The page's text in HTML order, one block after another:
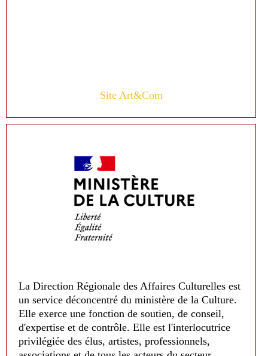
Site Art&Com
La Direction Régionale des Affaires Culturelles est
un service déconcentré du ministère de la Culture.
Elle exerce une fonction de soutien, de conseil,
d'expertise et de contrôle. Elle est l'interlocutrice
privilégiée des élus, artistes, professionnels,